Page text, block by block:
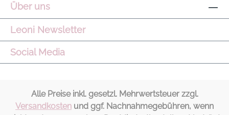
Über uns
Leoni Newsletter
Social Media
Alle Preise inkl. gesetzl. Mehrwertsteuer zzgl.
Versandkosten und ggf. Nachnahmegebühren, wenn